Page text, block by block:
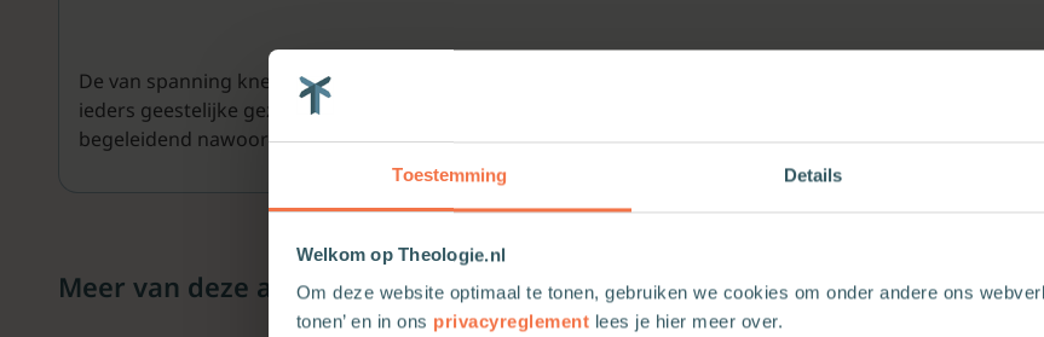
Toestemming Details
Welkom op Theologie.nl
Om deze website optimaal te tonen, gebruiken we cookies om onder andere ons
tonen’ en in ons privacyreglement lees je hier meer over.
De van spanning knetterende tegenstelling tussen Dionysus en Apollo vormt volgens Nietzsche het
ieders geestelijke gezondheid. Ze vormt ook het leidmotief van Nietzsches werk. Maarten van Buuren
begeleidend nawoord over de ‘eenheid der tegendelen’.
Meer van deze auteur